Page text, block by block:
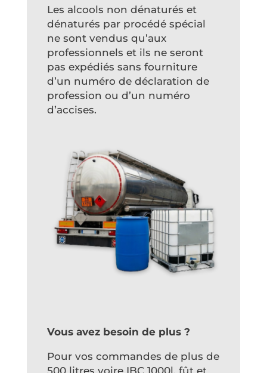
Les alcools non dénaturés et
dénaturés par procédé spécial
ne sont vendus qu’aux
professionnels et ils ne seront
pas expédiés sans fourniture
d’un numéro de déclaration de
profession ou d’un numéro
d’accises.
Vous avez besoin de plus ?
Pour vos commandes de plus de
500 litres voire IBC 1000l, fût et